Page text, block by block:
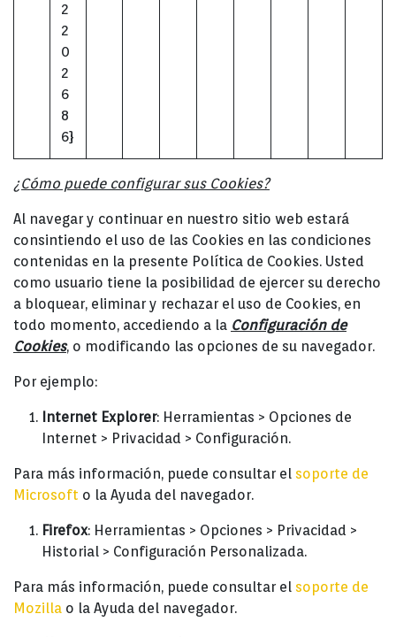
2
2
0
2
6
8
6}
¿Cómo puede configurar sus Cookies?
Al navegar y continuar en nuestro sitio web estará
consintiendo el uso de las Cookies en las condiciones
contenidas en la presente Política de Cookies. Usted
como usuario tiene la posibilidad de ejercer su derecho
a bloquear, eliminar y rechazar el uso de Cookies, en
todo momento, accediendo a la Configuración de
Cookies, o modificando las opciones de su navegador.
Por ejemplo:
Internet Explorer: Herramientas > Opciones de
Internet > Privacidad > Configuración.
Para más información, puede consultar el soporte de
Microsoft o la Ayuda del navegador.
Firefox: Herramientas > Opciones > Privacidad >
Historial > Configuración Personalizada.
Para más información, puede consultar el soporte de
Mozilla o la Ayuda del navegador.